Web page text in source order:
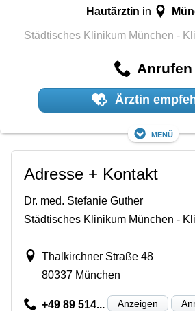
Hautärztin in
Städtisches Klinikum München -
Anrufen
Ärztin
Menü
Adresse + Kontakt
Dr. med. Stefanie Guther
Städtisches Klinikum München -
Thalkirchner Straße 48
80337 München
+49 89 514... Anzeigen